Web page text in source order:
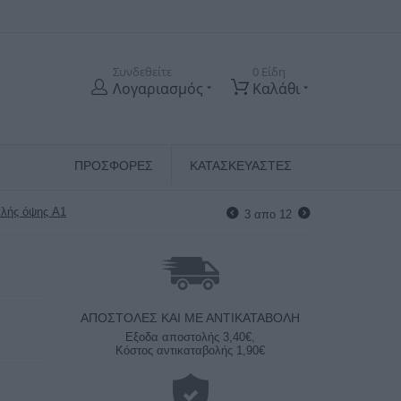
Συνδεθείτε
Λογαριασμός
0 Είδη
Καλάθι
ΠΡΟΣΦΟΡΕΣ ΚΑΤΑΣΚΕΥΑΣΤΈΣ
όψης A1 3 απο 12
ΑΠΟΣΤΟΛΈΣ ΚΑΙ ΜΕ ΑΝΤΙΚΑΤΑΒΟΛΗ
Εξοδα αποστολής 3,40€,
Κόστος αντικαταβολής 1,90€